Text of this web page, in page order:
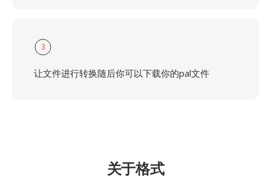
3
让文件进行转换随后你可以下载你的pal文件
关于格式